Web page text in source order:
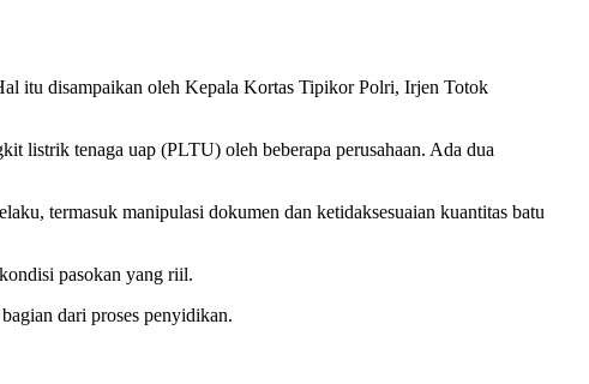
itu disampaikan oleh Kepala Kortas Tipikor Polri, Irjen Totok
listrik tenaga uap (PLTU) oleh beberapa perusahaan. Ada dua
termasuk manipulasi dokumen dan ketidaksesuaian kuantitas batu
pasokan yang riil.
dari proses penyidikan.